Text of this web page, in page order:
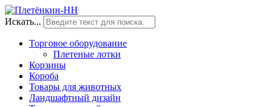
Искать...
Торговое оборудование
Плетеные лотки
Корзины
Короба
Товары для животных
Ландшафтный дизайн